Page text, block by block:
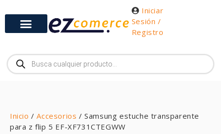
Iniciar
Sesión /
Registro
Inicio /Accesorios / Samsung estuche transparente
para z flip 5 EF-XF731CTEGWW